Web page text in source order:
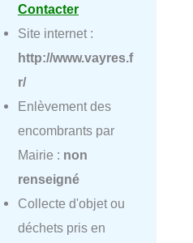
Contacter
Site internet :
http://www.vayres.f
r/
Enlèvement des
encombrants par
Mairie : non
renseigné
Collecte d'objet ou
déchets pris en